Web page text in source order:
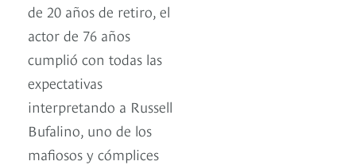
de 20 años de retiro, el
actor de 76 años
cumplió con todas las
expectativas
interpretando a Russell
Bufalino, uno de los
mafiosos y cómplices